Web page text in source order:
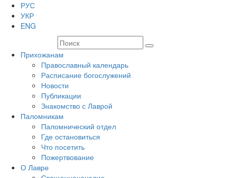
РУС
УКР
ENG
Прихожанам
Православный календарь
Расписание богослужений
Новости
Публикации
Знакомство с Лаврой
Паломникам
Паломнический отдел
Где остановиться
Что посетить
Пожертвование
О Лавре